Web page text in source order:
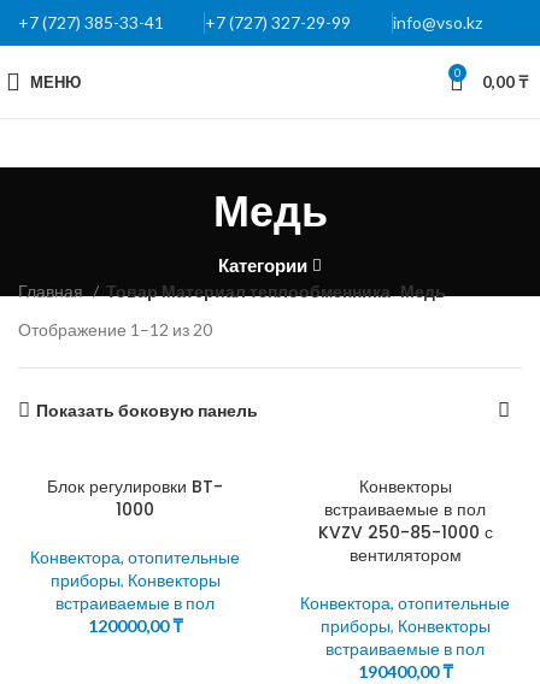
+7 (727) 385-33-41 +7 (727) 327-29-99 info@vso.kz
МЕНЮ 0 0,00₸
Медь
Категории
Главная Товар Материал теплообменника Медь
Отображение 1–12 из 20
Показать боковую панель
Блок регулировки BT-
1000
Конвектора, отопительные
приборы, Конвекторы
встраиваемые в пол
120000,00₸
Конвекторы
встраиваемые в пол
KVZV 250-85-1000 с
вентилятором
Конвектора, отопительные
приборы, Конвекторы
встраиваемые в пол
190400,00₸